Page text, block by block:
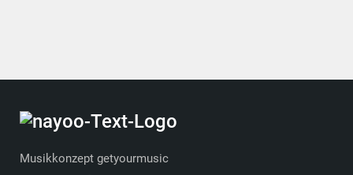
Musikkonzept getyourmusic